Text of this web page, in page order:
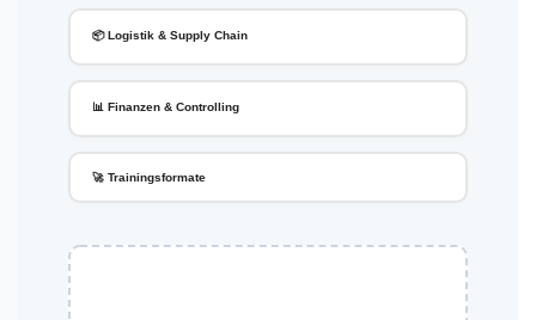
📦 Logistik & Supply Chain
📊 Finanzen & Controlling
🚀 Trainingsformate